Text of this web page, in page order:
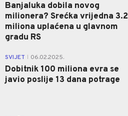
Banjaluka dobila novog
milionera? Srećka vrijedna 3.2
miliona uplaćena u glavnom
gradu RS
SVIJET 06.02.2025.
Dobitnik 100 miliona evra se
javio poslije 13 dana potrage